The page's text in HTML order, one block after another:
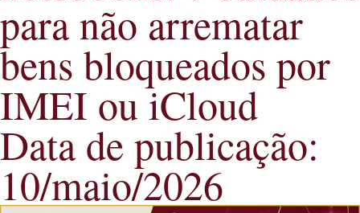
para não arrematar
bens bloqueados por
IMEI ou iCloud
Data de publicação:
10/maio/2026